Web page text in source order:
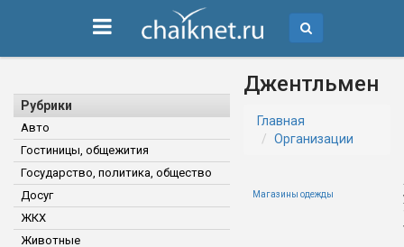
Рубрики
Авто
Гостиницы, общежития
Государство, политика, общество
Досуг
ЖКХ
Животные
Джентльмен
Главная
Организации
Магазины одежды